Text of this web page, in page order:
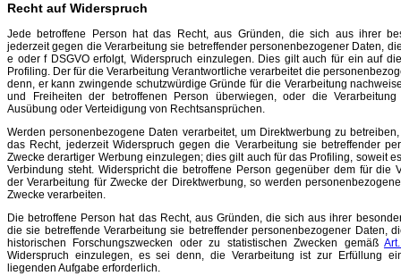
Recht auf Widerspruch
Jede betroffene Person hat das Recht, aus Gründen, die sich aus ihrer
jederzeit gegen die Verarbeitung sie betreffender personenbezogener Daten,
e oder f DSGVO erfolgt, Widerspruch einzulegen. Dies gilt auch für ein auf
Profiling. Der für die Verarbeitung Verantwortliche verarbeitet die
denn, er kann zwingende schutzwürdige Gründe für die Verarbeitung
und Freiheiten der betroffenen Person überwiegen, oder die
Ausübung oder Verteidigung von Rechtsansprüchen.
Werden personenbezogene Daten verarbeitet, um Direktwerbung zu
das Recht, jederzeit Widerspruch gegen die Verarbeitung sie betreffender
Zwecke derartiger Werbung einzulegen; dies gilt auch für das Profiling, soweit
Verbindung steht. Widerspricht die betroffene Person gegenüber dem für die
der Verarbeitung für Zwecke der Direktwerbung, so werden
Zwecke verarbeiten.
Die betroffene Person hat das Recht, aus Gründen, die sich aus ihrer
die sie betreffende Verarbeitung sie betreffender personenbezogener Daten,
historischen Forschungszwecken oder zu statistischen Zwecken gemäß
Widerspruch einzulegen, es sei denn, die Verarbeitung ist zur Erfüllung
liegenden Aufgabe erforderlich.